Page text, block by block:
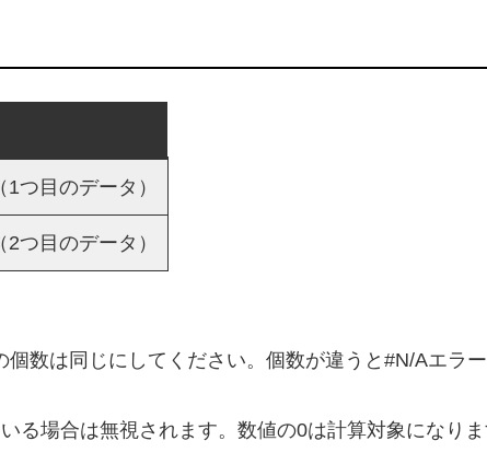
つ目のデータ）
つ目のデータ）
数は同じにしてください。個数が違うと#N/Aエラー
る場合は無視されます。数値の0は計算対象になりま